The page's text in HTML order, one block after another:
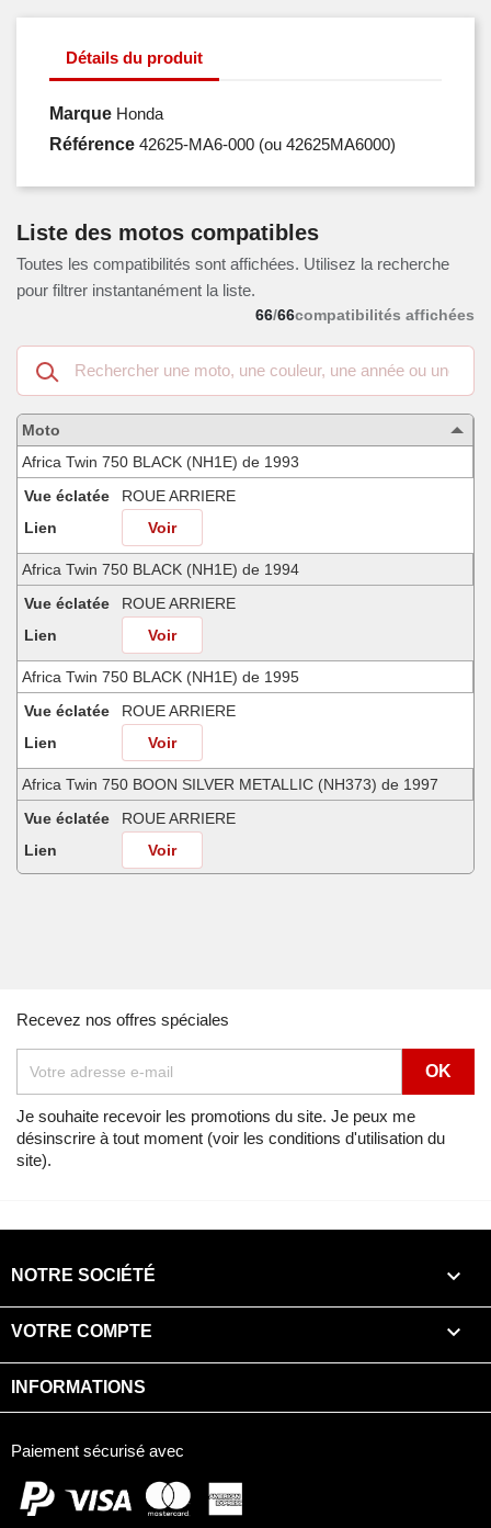
Détails du produit
Marque Honda
Référence 42625-MA6-000 (ou 42625MA6000)
Liste des motos compatibles
Toutes les compatibilités sont affichées. Utilisez la recherche
pour filtrer instantanément la liste.
66/66compatibilités affichées
Recherche
dans
les
motos
compatibles
Moto
Africa Twin 750 BLACK (NH1E) de 1993
Vue éclatée
ROUE ARRIERE
Lien
Voir
Africa Twin 750 BLACK (NH1E) de 1994
Vue éclatée
ROUE ARRIERE
Lien
Voir
Africa Twin 750 BLACK (NH1E) de 1995
Vue éclatée
ROUE ARRIERE
Lien
Voir
Africa Twin 750 BOON SILVER METALLIC (NH373) de 1997
Vue éclatée
ROUE ARRIERE
Lien
Voir
ROUE ARRIERE
Lien
Voir
Africa Twin 750 NH138G (NH138G) de 1990
Vue éclatée
ROUE ARRIERE
Lien
Lien
Voir
Africa Twin 750 NOIR (NH1) de 1997
Lien
Lien
Voir
Recevez nos offres spéciales
Je souhaite recevoir les promotions du site. Je peux me
désinscrire à tout moment (voir les conditions d'utilisation du
site).
NOTRE SOCIÉTÉ 
VOTRE COMPTE 
INFORMATIONS
Paiement sécurisé avec